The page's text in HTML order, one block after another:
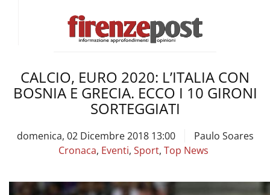
CALCIO, EURO 2020: L’ITALIA CON
BOSNIA E GRECIA. ECCO I 10 GIRONI
SORTEGGIATI
domenica, 02 Dicembre 2018 13:00
Paulo Soares
Cronaca, Eventi, Sport, Top News